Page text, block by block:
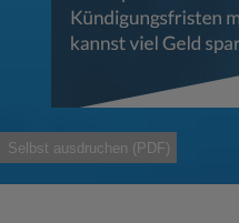
Selbst ausdruchen (PDF)